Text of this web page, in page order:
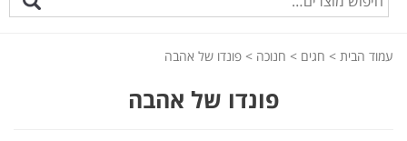
עמוד הבית > חגים > חנוכה > פונדו של אהבה
פונדו של אהבה